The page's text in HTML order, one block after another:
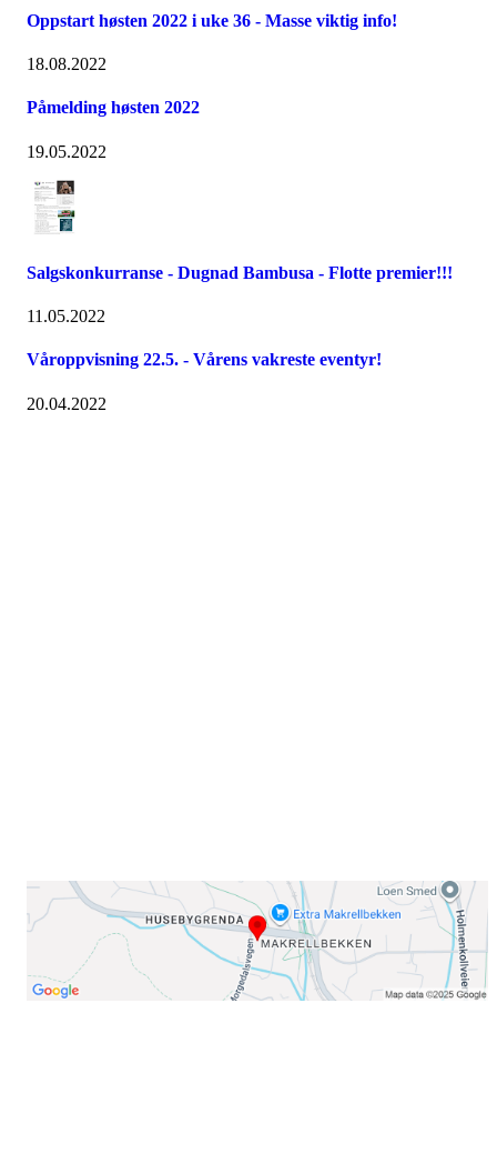
Oppstart høsten 2022 i uke 36 - Masse viktig info!
18.08.2022
Påmelding høsten 2022
19.05.2022
Salgskonkurranse - Dugnad Bambusa - Flotte premier!!!
11.05.2022
Våroppvisning 22.5. - Vårens vakreste eventyr!
20.04.2022